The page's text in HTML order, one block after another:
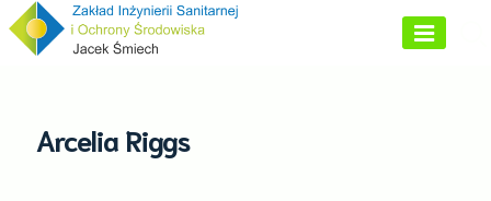
Skip
Arcelia Riggs